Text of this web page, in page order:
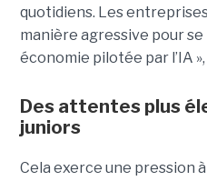
quotidiens. Les
manière agressive pour
économie pilotée par l’IA
Des attentes plus
juniors
Cela exerce une pression